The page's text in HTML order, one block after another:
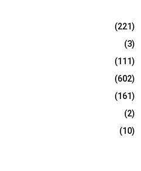
(221)
(3)
(111)
(602)
(161)
(2)
(10)